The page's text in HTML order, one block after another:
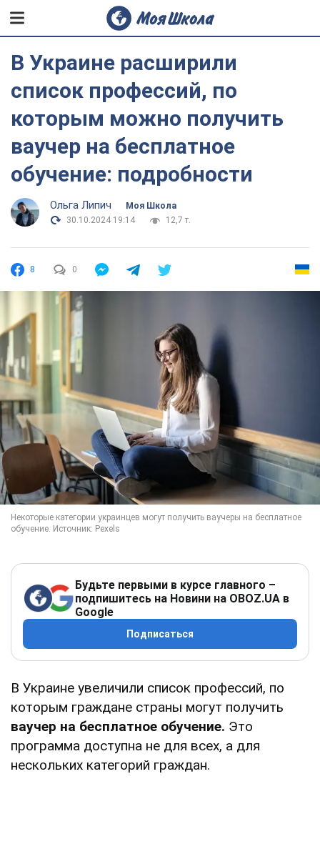
В Украине расширили
список профессий, по
которым можно получить
ваучер на бесплатное
обучение: подробности
Ольга Липич
Моя Школа
30.10.2024 19:14
12,7 т.
8 0
Будьте первыми в курсе главного –
подпишитесь на Новини на OBOZ.UA в
Google
Подписаться
В Украине увеличили список профессий, по
которым граждане страны могут получить
ваучер на бесплатное обучение. Это
программа доступна не для всех, а для
нескольких категорий граждан.